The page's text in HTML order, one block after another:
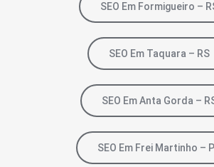
SEO Em Formigueiro –
SEO Em Taquara – RS
SEO Em Anta Gorda –
SEO Em Frei Martinho –